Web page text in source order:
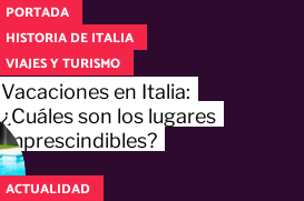
PORTADA
HISTORIA DE ITALIA
VIAJES Y TURISMO
Vacaciones en Italia:
¿Cuáles son los lugares
imprescindibles?
ACTUALIDAD